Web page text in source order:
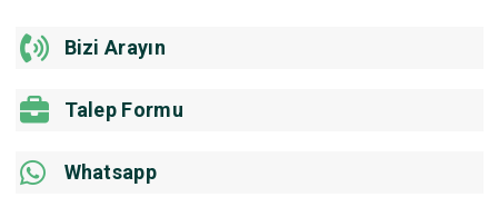
Bizi Arayın
Talep Formu
Whatsapp